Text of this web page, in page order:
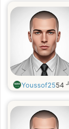
Youssof2554